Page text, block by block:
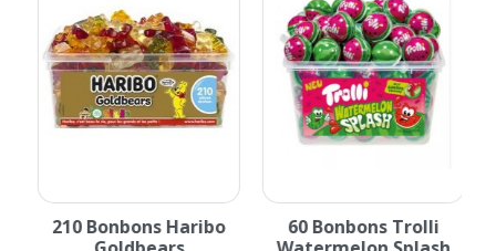
210 Bonbons Haribo
60 Bonbons Trolli